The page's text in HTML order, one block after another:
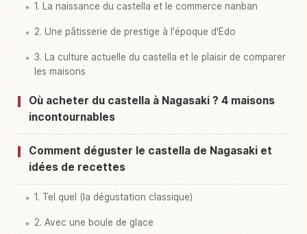
1. La naissance du castella et le commerce nanban
2. Une pâtisserie de prestige à l'époque d'Edo
3. La culture actuelle du castella et le plaisir de comparer
les maisons
Où acheter du castella à Nagasaki ? 4 maisons
incontournables
Comment déguster le castella de Nagasaki et
idées de recettes
1. Tel quel (la dégustation classique)
2. Avec une boule de glace